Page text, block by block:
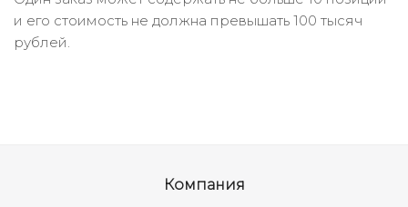
и его стоимость не должна превышать 100 тысяч
рублей.
Компания